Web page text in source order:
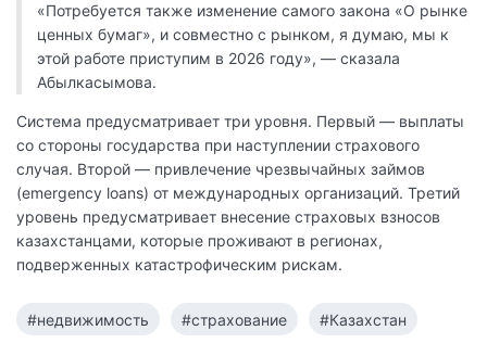
«Потребуется также изменение самого закона «О рынке
ценных бумаг», и совместно с рынком, я думаю, мы к
этой работе приступим в 2026 году», — сказала
Абылкасымова.
Система предусматривает три уровня. Первый — выплаты
со стороны государства при наступлении страхового
случая. Второй — привлечение чрезвычайных займов
(emergency loans) от международных организаций. Третий
уровень предусматривает внесение страховых взносов
казахстанцами, которые проживают в регионах,
подверженных катастрофическим рискам.
#недвижимость #страхование #Казахстан